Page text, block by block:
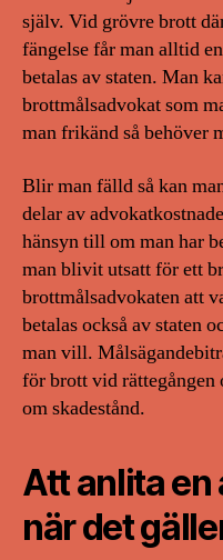
själv. Vid grövre brott
fängelse får man alltid
betalas av staten. Man
brottmålsadvokat som
man frikänd så behöver
Blir man fälld så kan
delar av
hänsyn till om man har
man blivit utsatt för ett
brottmålsadvokaten att
betalas också av staten
man vill.
för brott vid
om skadestånd.
Att anlita
när det